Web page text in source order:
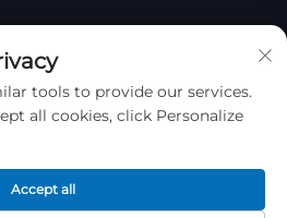
© 2025 Jinan Golden
Machinery Co.ltd
tools to provide our services.
all cookies, click Personalize
Accept all